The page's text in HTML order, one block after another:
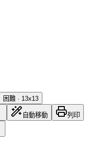
困難 · 13x13
自動移動 列印